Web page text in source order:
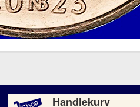
Handlekurv